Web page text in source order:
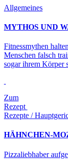
Allgemeines
MYTHOS UND
Fitnessmythen
Menschen falsch
sogar ihrem Körper
Zum
Rezept
Rezepte /
HÄHNCHEN-
Pizzaliebhaber